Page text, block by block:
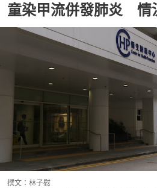
童染甲流併發肺炎 情
撰文： 林子慰